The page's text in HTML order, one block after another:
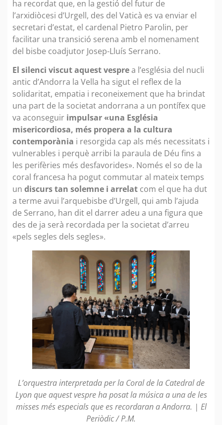
ha recordat que, en la gestió del futur de
l’arxidiòcesi d’Urgell, des del Vaticà es va enviar el
secretari d’estat, el cardenal Pietro Parolin, per
facilitar una transició serena amb el nomenament
del bisbe coadjutor Josep-Lluís Serrano.
El silenci viscut aquest vesprea l’església del nucli
antic d’Andorra la Vella ha sigut el reflex de la
solidaritat, empatia i reconeixement que ha brindat
una part de la societat andorrana a un pontífex que
va aconseguir impulsar «una Església
misericordiosa, més propera a la cultura
contemporània i resorgida cap als més necessitats i
vulnerables i perquè arribi la paraula de Déu fins a
les perifèries més desfavorides». Només el so de la
coral francesa ha pogut commutar al mateix temps
un discurs tan solemne i arrelat com el que ha dut
a terme avui l’arquebisbe d’Urgell, qui amb l’ajuda
de Serrano, han dit el darrer adeu a una figura que
des de ja serà recordada per la societat d’arreu
«pels segles dels segles».
L’orquestra interpretada per la Coral de la Catedral de
Lyon que aquest vespre ha posat la música a una de les
misses més especials que es recordaran a Andorra. | El
Periòdic / P.M.